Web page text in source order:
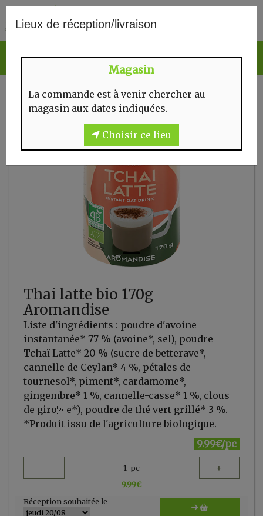
Lieux de réception/livraison
Magasin
La commande est à venir chercher au
magasin aux dates indiquées.
Choisir ce lieu
Thai latte bio 170g
Aromandise
Liste d'ingrédients : poudre d'avoine
instantanée* 77 % (avoine*, sel), poudre
Tchaï Latte* 20 % (sucre de betterave*,
cannelle de Ceylan* 4 %, pétales de
tournesol*, piment*, cardamome*,
gingembre* 1 %, cannelle-casse* 1 %, clous
de giroe*), poudre de thé vert grillé* 3 %.
*Produit issu de l'agriculture biologique.
9.99€/pc
- 1 pc +
9.99€
Réception souhaitée le